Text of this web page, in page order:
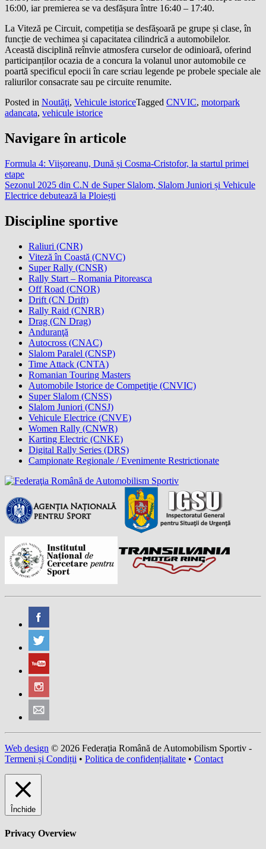
16:00, iar premierea se va desfășura între 16:40 – 17:40.
La Viteză pe Circuit, competiția se desfășoară pe grupe și clase, în
funcție de vechimea și capacitatea cilindrică a automobilelor.
Această disciplină reînvie atmosfera curselor de odinioară, oferind
participanților ocazia de a concura la volanul unor automobile ce
poartă specificul epocii în care scriau legende pe probele speciale ale
raliurilor consacrate sau pe circuite renumite.
Posted in Noutăţi, Vehicule istoriceTagged CNVIC, motorpark
adancata, vehicule istorice
Navigare în articole
Formula 4: Viișoreanu, Dună și Cosma-Cristofor, la startul primei
etape
Sezonul 2025 din C.N de Super Slalom, Slalom Juniori și Vehicule
Electrice debutează la Ploiești
Discipline sportive
Raliuri (CNR)
Viteză în Coastă (CNVC)
Super Rally (CNSR)
Rally Start – Romania Pitoreasca
Off Road (CNOR)
Drift (CN Drift)
Rally Raid (CNRR)
Drag (CN Drag)
Anduranţă
Autocross (CNAC)
Slalom Paralel (CNSP)
Time Attack (CNTA)
Romanian Touring Masters
Automobile Istorice de Competiţie (CNVIC)
Super Slalom (CNSS)
Slalom Juniori (CNSJ)
Vehicule Electrice (CNVE)
Women Rally (CNWR)
Karting Electric (CNKE)
Digital Rally Series (DRS)
Campionate Regionale / Evenimente Restrictionate
Web design © 2026 Federația Română de Automobilism Sportiv -
Termeni și Condiții • Politica de confidențialitate • Contact
Închide
Privacy Overview